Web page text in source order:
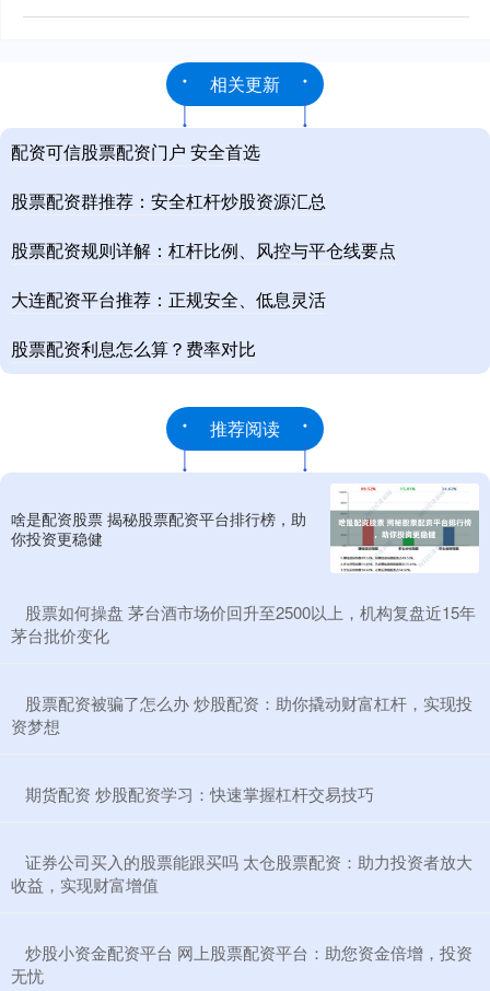
相关更新
配资可信股票配资门户 安全首选
股票配资群推荐：安全杠杆炒股资源汇总
股票配资规则详解：杠杆比例、风控与平仓线要点
大连配资平台推荐：正规安全、低息灵活
股票配资利息怎么算？费率对比
推荐阅读
啥是配资股票 揭秘股票配资平台排行榜，助
你投资更稳健
​股票如何操盘 茅台酒市场价回升至2500以上，机构复盘近15年
茅台批价变化
​股票配资被骗了怎么办 炒股配资：助你撬动财富杠杆，实现投
资梦想
​期货配资 炒股配资学习：快速掌握杠杆交易技巧
​证券公司买入的股票能跟买吗 太仓股票配资：助力投资者放大
收益，实现财富增值
​炒股小资金配资平台 网上股票配资平台：助您资金倍增，投资
无忧